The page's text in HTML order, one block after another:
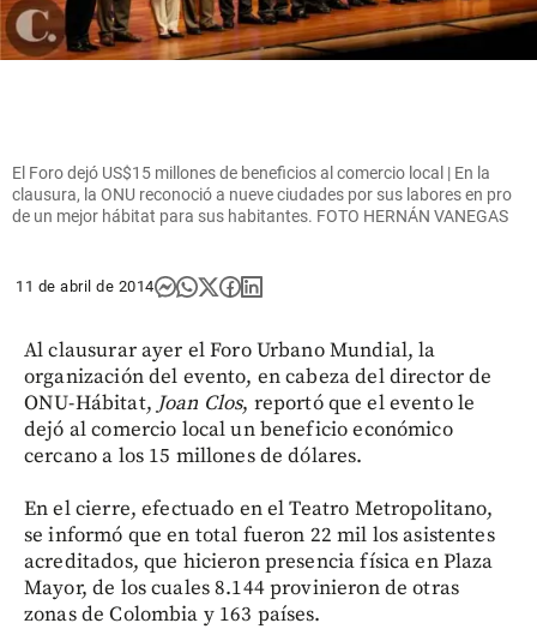
El Foro dejó US$15 millones de beneficios al comercio local | En la
clausura, la ONU reconoció a nueve ciudades por sus labores en pro
de un mejor hábitat para sus habitantes. FOTO HERNÁN VANEGAS
11 de abril de 2014
Al clausurar ayer el Foro Urbano Mundial, la
organización del evento, en cabeza del director de
ONU-Hábitat, Joan Clos, reportó que el evento le
dejó al comercio local un beneficio económico
cercano a los 15 millones de dólares.
En el cierre, efectuado en el Teatro Metropolitano,
se informó que en total fueron 22 mil los asistentes
acreditados, que hicieron presencia física en Plaza
Mayor, de los cuales 8.144 provinieron de otras
zonas de Colombia y 163 países.